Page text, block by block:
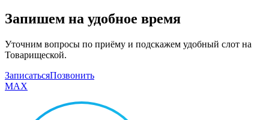
Запишем на удобное время
Уточним вопросы по приёму и подскажем удобный слот на
Товарищеской.
ЗаписатьсяПозвонить
MAX